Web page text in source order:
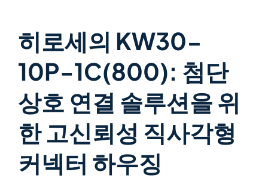
히로세의 KW30-
10P-1C(800): 첨단
상호 연결 솔루션을 위
한 고신뢰성 직사각형
커넥터 하우징